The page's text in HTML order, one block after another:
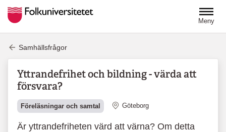
Meny
Samhällsfrågor
Yttrandefrihet och bildning - värda att
försvara?
Föreläsningar och samtal Plats
Göteborg
Är yttrandefriheten värd att värna? Om detta